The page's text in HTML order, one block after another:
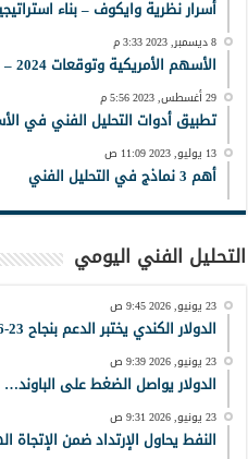
أسرار نظرية وايكوف – بناء
8 ديسمبر, 2023 3:33 م
الأسهم الأمريكية وتوقعات 2024 – استراتيجيات وفرص أهم 5 أسهم
29 أغسطس, 2023 5:56 م
تطبيق أدوات التحليل الفني في
13 يوليو, 2023 11:09 ص
أهم 3 نماذج في التحليل الفني
التحليل الفني اليومي
23 يونيو, 2026 9:45 ص
الدولار الكندي يختبر الدعم بنجاح 23-6-2023
23 يونيو, 2026 9:39 ص
الدولار يواصل الضغط على الباوند… 23-6-2026
23 يونيو, 2026 9:31 ص
النفط يحاول الإرتداد ضمن الإتجاة الهابط